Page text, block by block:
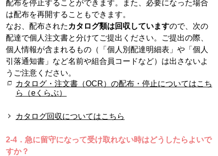
配布を停止することができます。また、必要になった場合
は配布を再開することもできます。
なお、配布された カタログ類は回収していますので、次の
配達で個人注文書と分けてご提出ください。ご提出の際、
個人情報が含まれるもの（「個人別配達明細表」や「個人
引落通知書」など名前や組合員コードなど）は出さないよ
うご注意ください。
カタログ・注文書（OCR）の配布・停止についてはこち
ら（eくらぶ）
カタログ回収についてはこちら
2-4．急に留守になって受け取れない時はどうしたらよいで
すか？